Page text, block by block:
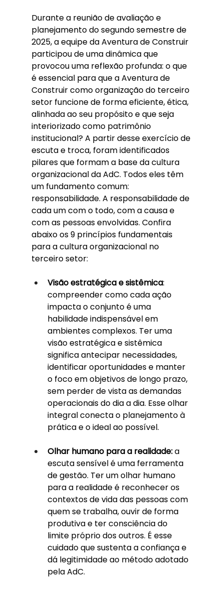
Durante a reunião de avaliação e
planejamento do segundo semestre de
2025, a equipe da Aventura de Construir
participou de uma dinâmica que
provocou uma reflexão profunda: o que
é essencial para que a Aventura de
Construir como organização do terceiro
setor funcione de forma eficiente, ética,
alinhada ao seu propósito e que seja
interiorizado como patrimônio
institucional? A partir desse exercício de
escuta e troca, foram identificados
pilares que formam a base da cultura
organizacional da AdC. Todos eles têm
um fundamento comum:
responsabilidade. A responsabilidade de
cada um com o todo, com a causa e
com as pessoas envolvidas. Confira
abaixo os 9 princípios fundamentais
para a cultura organizacional no
terceiro setor:
Visão estratégica e sistêmica:
compreender como cada ação
impacta o conjunto é uma
habilidade indispensável em
ambientes complexos. Ter uma
visão estratégica e sistêmica
significa antecipar necessidades,
identificar oportunidades e manter
o foco em objetivos de longo prazo,
sem perder de vista as demandas
operacionais do dia a dia. Esse olhar
integral conecta o planejamento à
prática e o ideal ao possível.
Olhar humano para a realidade: a
escuta sensível é uma ferramenta
de gestão. Ter um olhar humano
para a realidade é reconhecer os
contextos de vida das pessoas com
quem se trabalha, ouvir de forma
produtiva e ter consciência do
limite próprio dos outros. É esse
cuidado que sustenta a confiança e
dá legitimidade ao método adotado
pela AdC.